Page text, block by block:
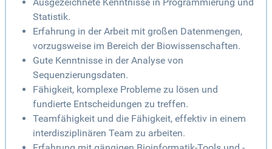
Ausgezeichnete Kenntnisse in Programmierung und
Statistik.
Erfahrung in der Arbeit mit großen Datenmengen,
vorzugsweise im Bereich der Biowissenschaften.
Gute Kenntnisse in der Analyse von
Sequenzierungsdaten.
Fähigkeit, komplexe Probleme zu lösen und
fundierte Entscheidungen zu treffen.
Teamfähigkeit und die Fähigkeit, effektiv in einem
interdisziplinären Team zu arbeiten.